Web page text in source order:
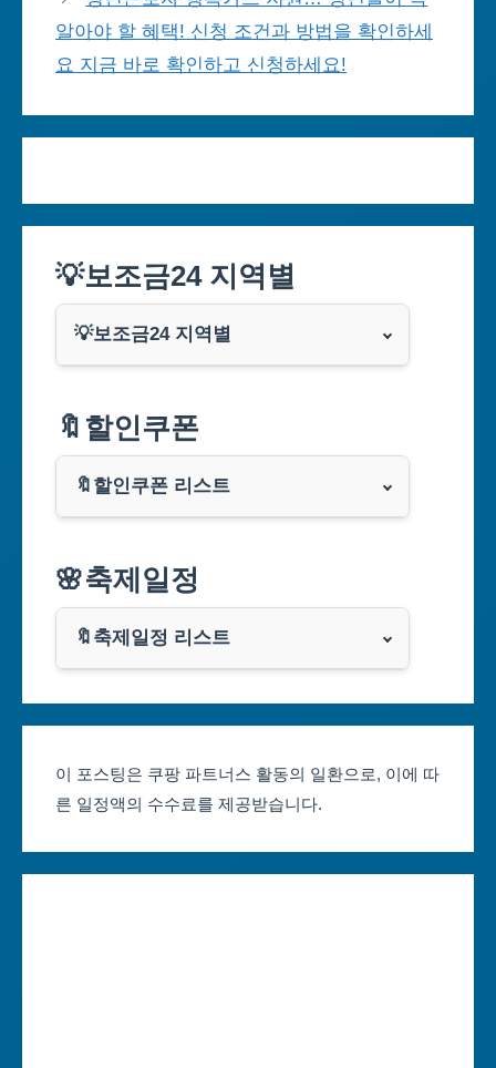
알아야 할 혜택! 신청 조건과 방법을 확인하세
요 지금 바로 확인하고 신청하세요!
💡보조금24 지역별
💡보조금24 지역별
부산광역시
대구광역시
인천광역시
광주광역시
대전광역시
🔖할인쿠폰
🔖할인쿠폰 리스트
쿠팡
클룩
🌸축제일정
🔖축제일정 리스트
대구축제 일정
인천축제 일정
이 포스팅은 쿠팡 파트너스 활동의 일환으로, 이에 따
른 일정액의 수수료를 제공받습니다.